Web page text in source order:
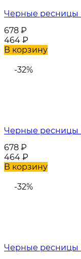
Черные ресницы
678 ₽
464 ₽
В корзину
-32%
Черные ресницы
678 ₽
464 ₽
В корзину
-32%
Черные ресницы